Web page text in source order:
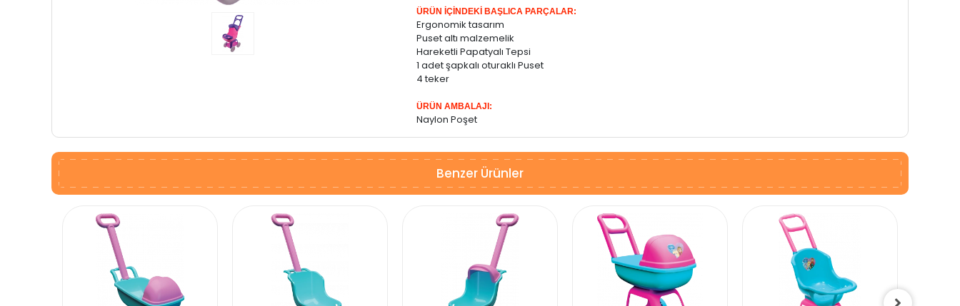
ÜRÜN İÇİNDEKİ BAŞLICA PARÇALAR:
Ergonomik tasarım
Puset altı malzemelik
Hareketli Papatyalı Tepsi
1 adet şapkalı oturaklı Puset
4 teker
ÜRÜN AMBALAJI:
Naylon Poşet
Benzer Ürünler